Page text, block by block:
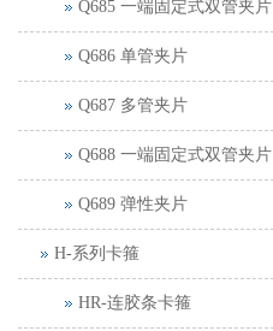
Q685 一端固定式双管夹片
Q686 单管夹片
Q687 多管夹片
Q688 一端固定式双管夹片
Q689 弹性夹片
H-系列卡箍
HR-连胶条卡箍